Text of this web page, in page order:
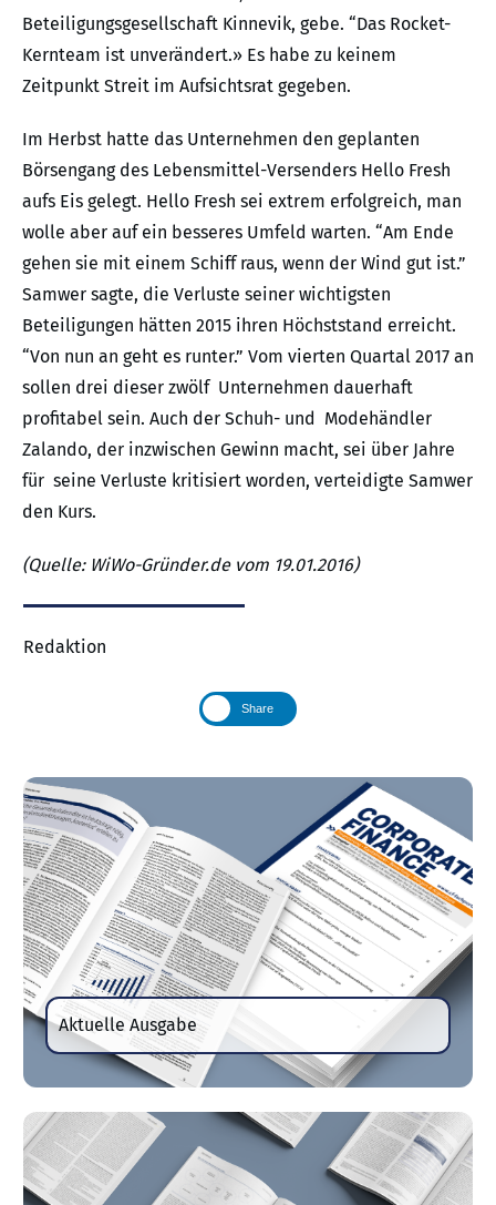
Beteiligungsgesellschaft Kinnevik, gebe. “Das Rocket-
Kernteam ist unverändert.» Es habe zu keinem
Zeitpunkt Streit im Aufsichtsrat gegeben.
Im Herbst hatte das Unternehmen den geplanten
Börsengang des Lebensmittel-Versenders Hello Fresh
aufs Eis gelegt. Hello Fresh sei extrem erfolgreich, man
wolle aber auf ein besseres Umfeld warten. “Am Ende
gehen sie mit einem Schiff raus, wenn der Wind gut ist.”
Samwer sagte, die Verluste seiner wichtigsten
Beteiligungen hätten 2015 ihren Höchststand erreicht.
“Von nun an geht es runter.” Vom vierten Quartal 2017 an
sollen drei dieser zwölf Unternehmen dauerhaft
profitabel sein. Auch der Schuh- und Modehändler
Zalando, der inzwischen Gewinn macht, sei über Jahre
für seine Verluste kritisiert worden, verteidigte Samwer
den Kurs.
(Quelle: WiWo-Gründer.de vom 19.01.2016)
Redaktion
Share
Aktuelle Ausgabe